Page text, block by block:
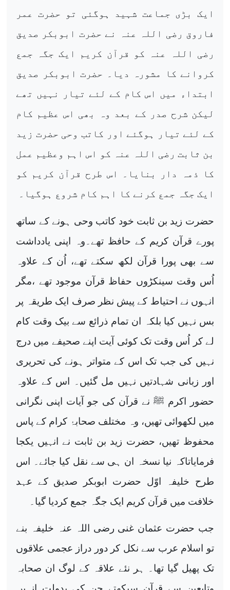
ایک بڑی جماعت شہید ہوگئی تو حضرت عمر
فاروق رضی اللہ عنہ نے حضرت ابوبکر صدیق
رضی اللہ عنہ کو قرآن کریم ایک جگہ جمع
کروانے کا مشورہ دیا۔ حضرت ابوبکر صدیق
ابتداء میں اس کام کے لئے تیار نہیں تھے
لیکن شرح صدر کے بعد وہ بھی اس عظیم کام
کے لئے تیار ہوگئے اور کاتب وحی حضرت زید
بن ثابت رضی اللہ عنہ کو اس اہم وعظیم عمل
کا ذمہ دار بنایا۔ اس طرح قرآن کریم کو
ایک جگہ جمع کرنے کا اہم کام شروع ہوگیا۔
حضرت زید بن ثابت خود کاتب وحی ہونے کے ساتھ
پورے قرآن کریم کے حافظ تھے۔وہ اپنی یادداشت
سے بھی پورا قرآن لکھ سکتے تھے، اُن کے علاوہ
اُس وقت سینکڑوں حفاظ قرآن موجود تھے ،مگر
انہوں نے احتیاط کے پیش نظر صرف ایک طریقہ پر
بس نہیں کیا بلکہ ان تمام ذرائع سے بیک وقت کام
لے کر اُس وقت تک کوئی آیت اپنے صحیفے میں درج
نہیں کی جب تک اس کے متواتر ہونے کی تحریری
اور زبانی شہادتیں نہیں مل گئیں۔ اس کے علاوہ
حضور اکرم ﷺ نے قرآن کی جو آیات اپنی نگرانی
میں لکھوائی تھیں، وہ مختلف صحابۂ کرام کے پاس
محفوظ تھیں، حضرت زید بن ثابت نے انہیں یکجا
فرمایاتاکہ نیا نسخہ ان ہی سے نقل کیا جائے۔ اس
طرح خلیفہ اوّل حضرت ابوبکر صدیق کے عہد
خلافت میں قرآن کریم ایک جگہ جمع کردیا گیا۔
جب حضرت عثمان غنی رضی اللہ عنہ خلیفہ بنے
تو اسلام عرب سے نکل کر دور دراز عجمی علاقوں
تک پھیل گیا تھا۔ ہر نئے علاقہ کے لوگ ان صحابہ